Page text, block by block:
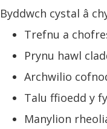
Byddwch cystal â
Trefnu a
Prynu hawl
Archwilio
Talu ffioedd y
Manylion